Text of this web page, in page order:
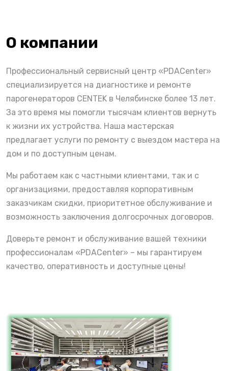
О компании
Профессиональный сервисный центр «PDACenter»
специализируется на диагностике и ремонте
парогенераторов CENTEK в Челябинске более 13 лет.
За это время мы помогли тысячам клиентов вернуть
к жизни их устройства. Наша мастерская
предлагает услуги по ремонту с выездом мастера на
дом и по доступным ценам.
Мы работаем как с частными клиентами, так и с
организациями, предоставляя корпоративным
заказчикам скидки, приоритетное обслуживание и
возможность заключения долгосрочных договоров.
Доверьте ремонт и обслуживание вашей техники
профессионалам «PDACenter» – мы гарантируем
качество, оперативность и доступные цены!